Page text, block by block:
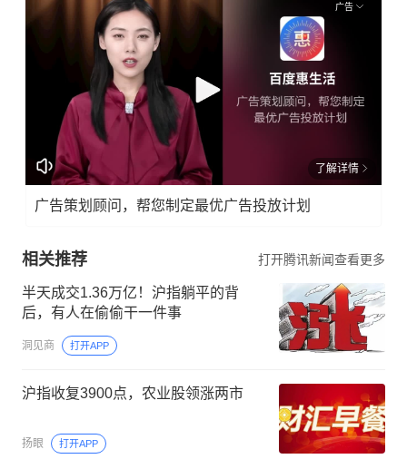
广告
了解详情
广告策划顾问，帮您制定最优广告投放计划
相关推荐 打开腾讯新闻查看更多
半天成交1.36万亿！沪指躺平的背
后，有人在偷偷干一件事
洞见商 打开APP
沪指收复3900点，农业股领涨两市
扬眼 打开APP